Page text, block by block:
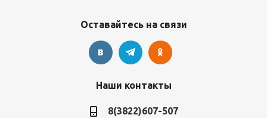
Оставайтесь на связи
Наши контакты
8(3822)607-507